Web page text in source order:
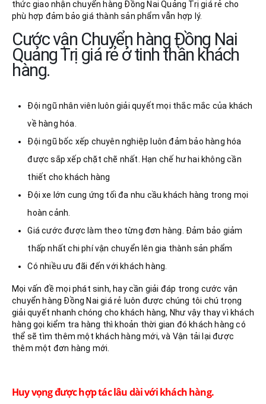
thức giao nhận chuyển hàng Đồng Nai Quảng Trị giá rẻ cho
phù hợp đảm bảo giá thành sản phẩm vẫn hợp lý.
Cước vận Chuyển hàng Đồng Nai
Quảng Trị giá rẻ ở tinh thần khách
hàng.
Đội ngũ nhân viên luôn giải quyết mọi thắc mắc của khách
về hàng hóa.
Đội ngũ bốc xếp chuyên nghiệp luôn đảm bảo hàng hóa
được sắp xếp chặt chẽ nhất. Hạn chế hư hai không cần
thiết cho khách hàng
Đội xe lớn cung ứng tối đa nhu cầu khách hàng trong mọi
hoàn cảnh.
Giá cước được làm theo từng đơn hàng. Đảm bảo giảm
thấp nhất chi phí vận chuyển lên gia thành sản phẩm
Có nhiều ưu đãi đến với khách hàng.
Mọi vấn đề mọi phát sinh, hay cần giải đáp trong cước vận
chuyển hàng Đồng Nai giá rẻ luôn được chúng tôi chú trọng
giải quyết nhanh chóng cho khách hàng, Như vậy thay vì khách
hàng gọi kiểm tra hàng thì khoản thời gian đó khách hàng có
thể sẽ tìm thêm một khách hàng mới, và Vận tải lại được
thêm một đơn hàng mới.
Huy vọng được hợp tác lâu dài với khách hàng.